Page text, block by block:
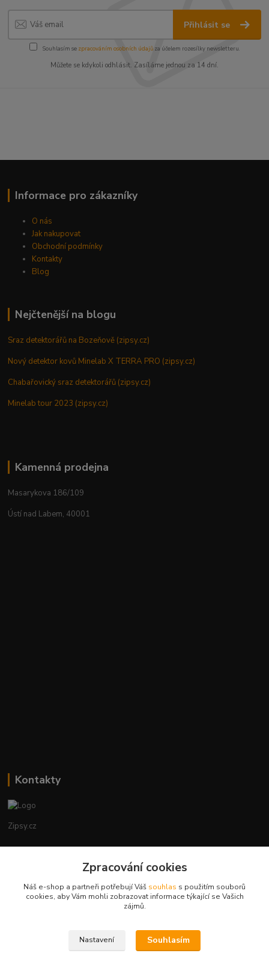
Přihlásit se
Souhlasím se zpracováním osobních údajůza účelem rozesílky newsletteru.
Můžete se kdykoli odhlásit. Zasíláme jednou za 14 dní.
Informace pro zákazníky
O nás
Jak nakupovat
Obchodní podmínky
Kontakty
Blog
Nejčtenější na blogu
Sraz detektorářů na Bozeňově (zipsy.cz)
Nový detektor kovů Minelab X TERRA PRO (zipsy.cz)
Chabařovický sraz detektorářů (zipsy.cz)
Minelab tour 2023 (zipsy.cz)
Kamenná prodejna
Masarykova 186/109
Ústí nad Labem, 40001
Kontakty
Zipsy.cz
+420774877333
obchod@zipsy.cz
Zpracování cookies
Náš e-shop a partneři potřebují Váš souhlas s použitím souborů
cookies, aby Vám mohli zobrazovat informace týkající se Vašich
zájmů.
Nastavení Souhlasím